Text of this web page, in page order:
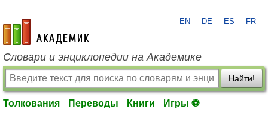
academic.ru
EN DE ES FR
Словари и энциклопедии на Академике
Найти!
Толкования Переводы Книги Игры ⚽